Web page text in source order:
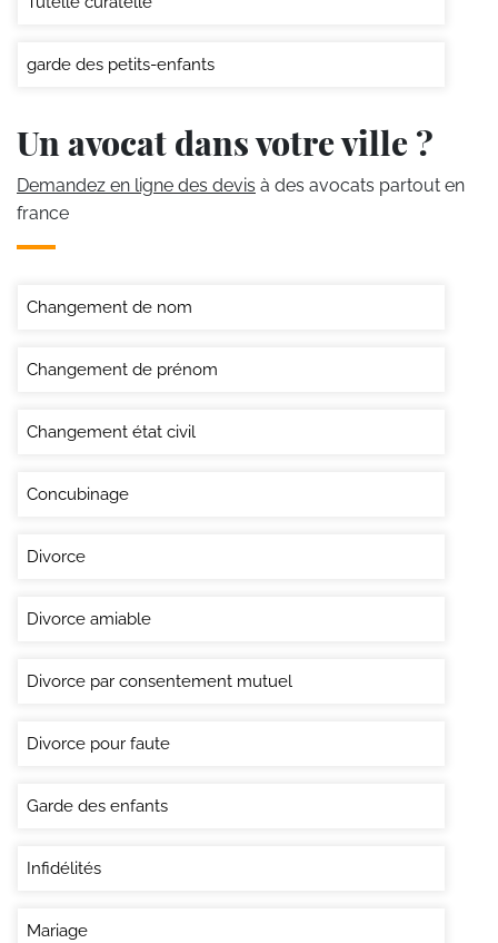
garde des petits-enfants
Un avocat dans votre ville ?
Demandez en ligne des devis à des avocats partout en
france
Changement de nom
Changement de prénom
Changement état civil
Concubinage
Divorce
Divorce amiable
Divorce par consentement mutuel
Divorce pour faute
Garde des enfants
Infidélités
Mariage